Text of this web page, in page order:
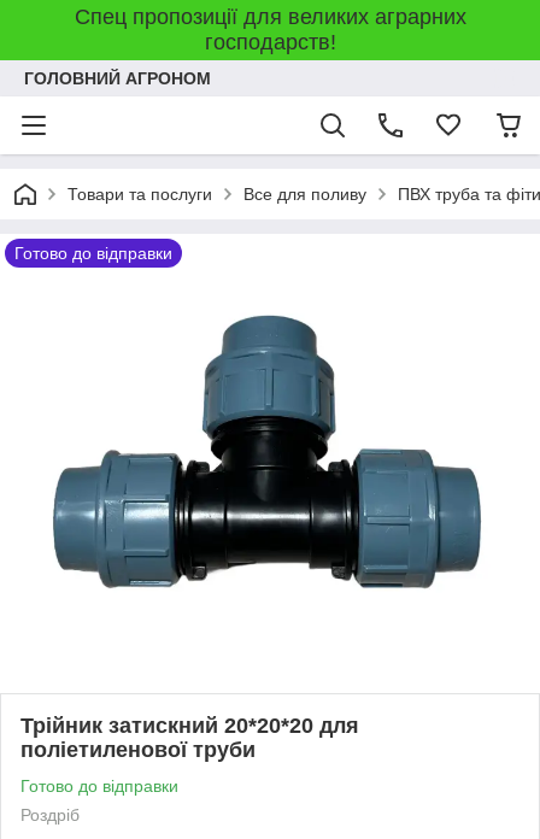
Спец пропозиції для великих аграрних
господарств!
ГОЛОВНИЙ АГРОНОМ
Товари та послуги Все для поливу ПВХ труба та
Готово до відправки
Трійник затискний 20*20*20 для
поліетиленової труби
Готово до відправки
Роздріб